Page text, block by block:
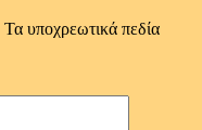
Τα υποχρεωτικά πεδία